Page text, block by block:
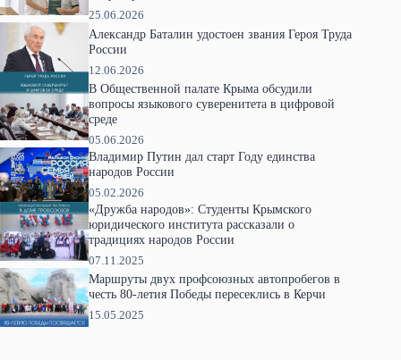
25.06.2026
Александр Баталин удостоен звания Героя Труда
России
12.06.2026
В Общественной палате Крыма обсудили
вопросы языкового суверенитета в цифровой
среде
05.06.2026
Владимир Путин дал старт Году единства
народов России
05.02.2026
«Дружба народов»: Студенты Крымского
юридического института рассказали о
традициях народов России
07.11.2025
Маршруты двух профсоюзных автопробегов в
честь 80-летия Победы пересеклись в Керчи
15.05.2025